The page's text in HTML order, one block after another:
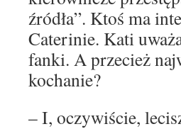
źródła”. Ktoś ma
Caterinie. Kati
fanki. A przecież
kochanie?
– I, oczywiście,